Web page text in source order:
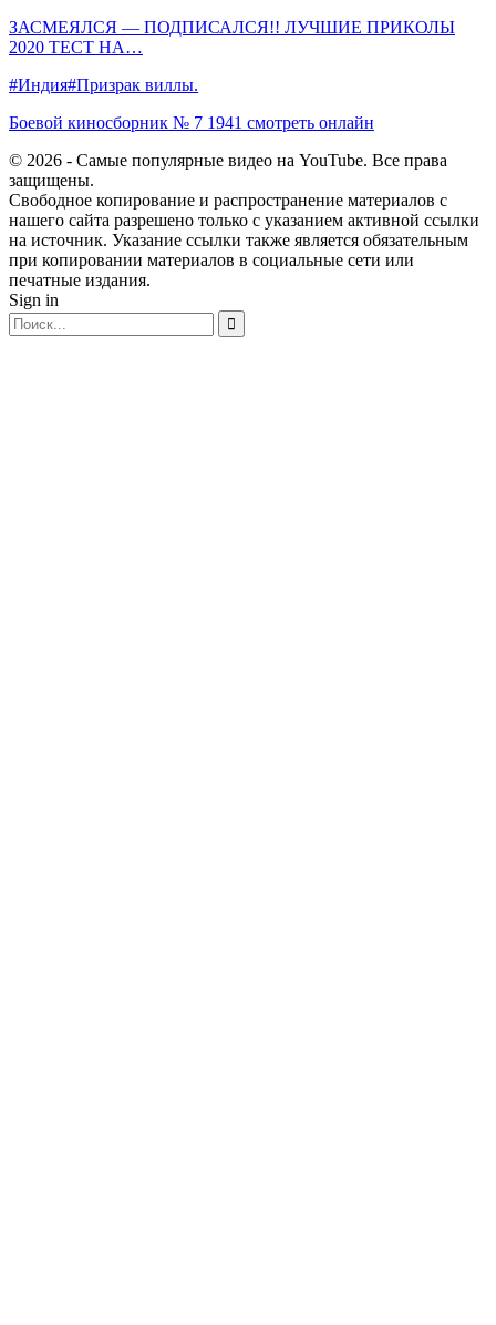
ЗАСМЕЯЛСЯ — ПОДПИСАЛСЯ!! ЛУЧШИЕ ПРИКОЛЫ
2020 ТЕСТ НА…
#Индия#Призрак виллы.
Боевой киносборник № 7 1941 смотреть онлайн
© 2026 - Самые популярные видео на YouTube. Все права
защищены.
Свободное копирование и распространение материалов с
нашего сайта разрешено только с указанием активной ссылки
на источник. Указание ссылки также является обязательным
при копировании материалов в социальные сети или
печатные издания.
Sign in